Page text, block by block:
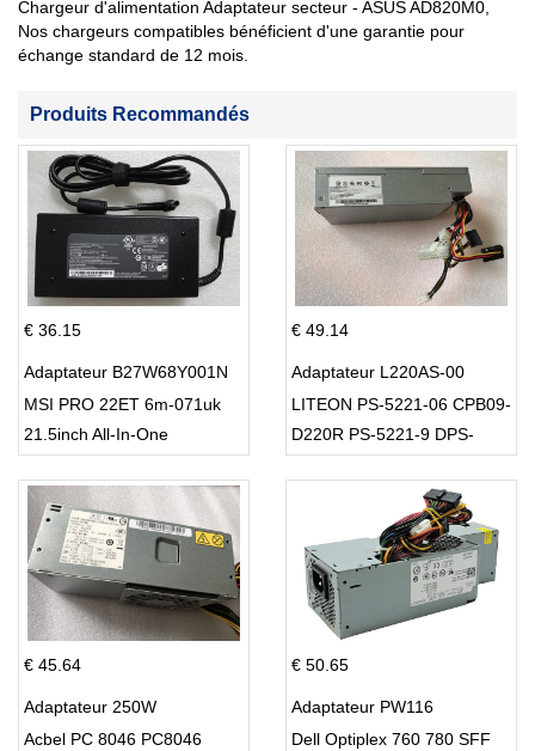
Chargeur d'alimentation Adaptateur secteur - ASUS AD820M0,
Nos chargeurs compatibles bénéficient d'une garantie pour
échange standard de 12 mois.
Produits Recommandés
€ 36.15
Adaptateur B27W68Y001N
MSI PRO 22ET 6m-071uk
21.5inch All-In-One
€ 49.14
Adaptateur L220AS-00
LITEON PS-5221-06 CPB09-
D220R PS-5221-9 DPS-
€ 45.64
Adaptateur 250W
Acbel PC 8046 PC8046
€ 50.65
Adaptateur PW116
Dell Optiplex 760 780 SFF